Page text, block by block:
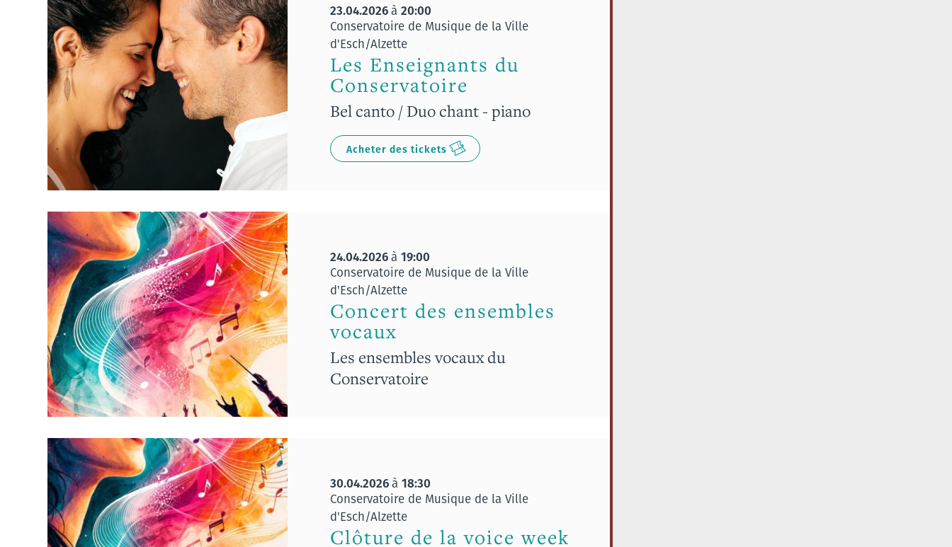
23.04.2026à 20:00
Conservatoire de Musique de la Ville
d'Esch/Alzette
Les Enseignants du
Conservatoire
Bel canto / Duo chant - piano
Acheter des tickets
24.04.2026à 19:00
Conservatoire de Musique de la Ville
d'Esch/Alzette
Concert des ensembles
vocaux
Les ensembles vocaux du
Conservatoire
30.04.2026à 18:30
Conservatoire de Musique de la Ville
d'Esch/Alzette
Clôture de la voice week